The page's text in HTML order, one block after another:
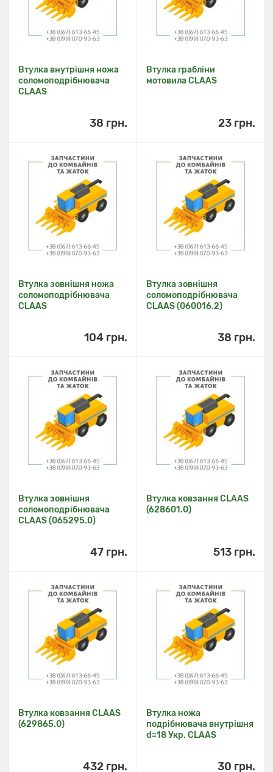
Втулка внутрішня ножа
соломоподрібнювача
CLAAS
38 грн.
Втулка грабліни
мотовила CLAAS
23 грн.
Втулка зовнішня ножа
соломоподрібнювача
CLAAS
104 грн.
Втулка зовнішня
соломоподрібнювача
CLAAS (060016.2)
38 грн.
Втулка зовнішня
соломоподрібнювача
CLAAS (065295.0)
47 грн.
Втулка ковзання CLAAS
(628601.0)
513 грн.
Втулка ковзання CLAAS
(629865.0)
432 грн.
Втулка ножа
подрібнювача внутрішня
d=18 Укр. CLAAS
30 грн.